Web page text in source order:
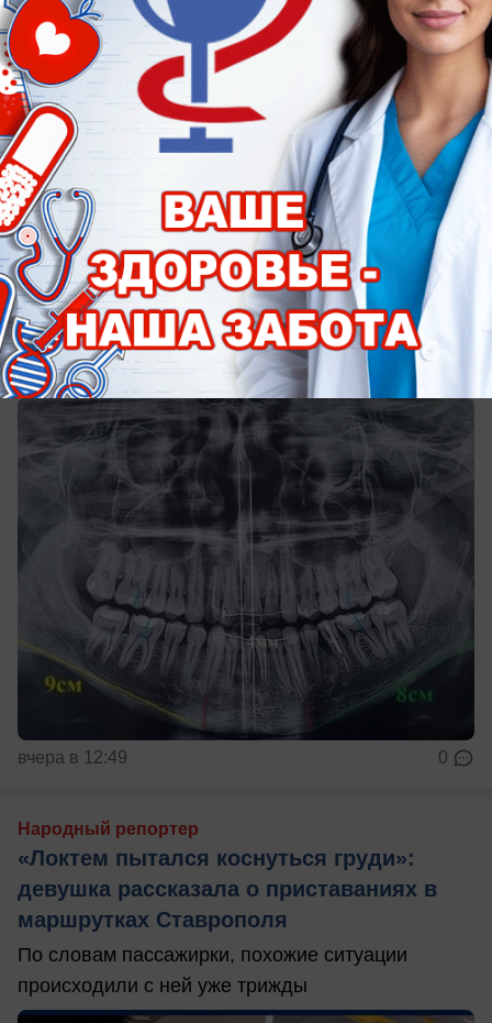
вчера в 13:05 1
Общество
Челюсть распилили и зафиксировали
титаном: ставропольцу исправили
сложный прикус
До операции молодой человек два года носил
брекеты
вчера в 12:49 0
Народный репортер
«Локтем пытался коснуться груди»:
девушка рассказала о приставаниях в
маршрутках Ставрополя
По словам пассажирки, похожие ситуации
происходили с ней уже трижды